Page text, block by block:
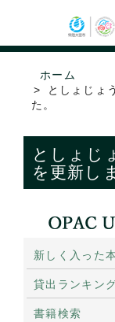
ホーム
としょじょ
た。
としょじ
を更新し
新しく入った本
貸出ランキン
書籍検索